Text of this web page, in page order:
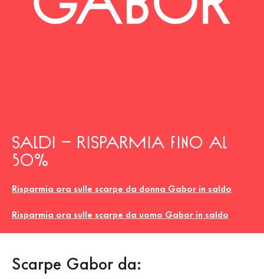
Saldi – risparmia fino al
50%
Risparmia ora sulle scarpe da donna Gabor in saldo
Risparmia ora sulle scarpe da uomo Gabor in saldo
Shop online Gabor ufficiale
Scarpe Gabor da: